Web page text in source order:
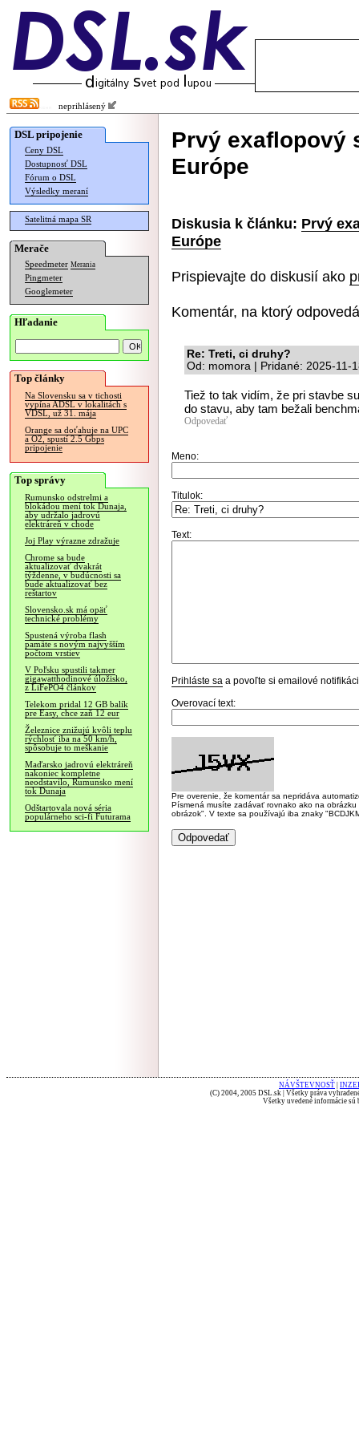
neprihlásený
DSL pripojenie
Ceny DSL
Dostupnosť DSL
Fórum o DSL
Výsledky meraní
Satelitná mapa SR
Merače
Speedmeter Merania
Pingmeter
Googlemeter
Hľadanie
Top články
Na Slovensku sa v tichosti
vypína ADSL v lokalitách s
VDSL, už 31. mája
Orange sa doťahuje na UPC
a O2, spustí 2.5 Gbps
pripojenie
Top správy
Rumunsko odstrelmi a
blokádou mení tok Dunaja,
aby udržalo jadrovú
elektráreň v chode
Joj Play výrazne zdražuje
Chrome sa bude
aktualizovať dvakrát
týždenne, v budúcnosti sa
bude aktualizovať bez
reštartov
Slovensko.sk má opäť
technické problémy
Spustená výroba flash
pamäte s novým najvyšším
počtom vrstiev
V Poľsku spustili takmer
gigawatthodinové úložisko,
z LiFePO4 článkov
Telekom pridal 12 GB balík
pre Easy, chce zaň 12 eur
Železnice znižujú kvôli teplu
rýchlosť iba na 50 km/h,
spôsobuje to meškanie
Maďarsko jadrovú elektráreň
nakoniec kompletne
neodstavilo, Rumunsko mení
tok Dunaja
Odštartovala nová séria
populárneho sci-fi Futurama
Prvý exaflopový
Európe
Diskusia k článku: Prvý
Európe
Prispievajte do diskusií ako
Komentár, na ktorý
Re: Treti, ci druhy?
Od: momora | Pridané: 2025-11-
Tiež to tak vidím, že pri stavbe
do stavu, aby tam bežali
Odpovedať
Meno:
Titulok:
Text:
Prihláste sa a povoľte si emailové
Overovací text:
Pre overenie, že komentár sa nepridáva
Písmená musíte zadávať rovnako ako na
obrázok". V texte sa používajú iba znaky
NÁVŠTEVNOSŤ
(C) 2004, 2005 DSL.sk | Všetky práva
Všetky uvedené informácie sú